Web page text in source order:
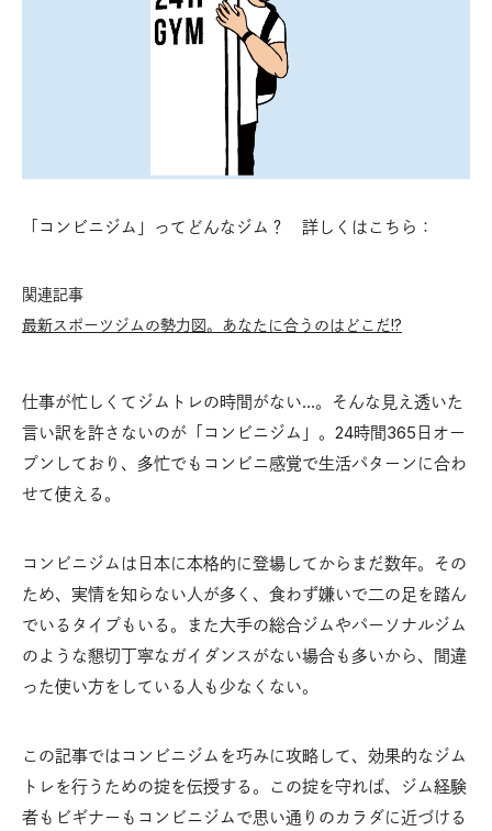
「コンビニジム」ってどんなジム？ 詳しくはこちら：
関連記事
最新スポーツジムの勢力図。あなたに合うのはどこだ!?
仕事が忙しくてジムトレの時間がない…。そんな見え透いた
言い訳を許さないのが「コンビニジム」。24時間365日オー
プンしており、多忙でもコンビニ感覚で生活パターンに合わ
せて使える。
コンビニジムは日本に本格的に登場してからまだ数年。その
ため、実情を知らない人が多く、食わず嫌いで二の足を踏ん
でいるタイプもいる。また大手の総合ジムやパーソナルジム
のような懇切丁寧なガイダンスがない場合も多いから、間違
った使い方をしている人も少なくない。
この記事ではコンビニジムを巧みに攻略して、効果的なジム
トレを行うための掟を伝授する。この掟を守れば、ジム経験
者もビギナーもコンビニジムで思い通りのカラダに近づける